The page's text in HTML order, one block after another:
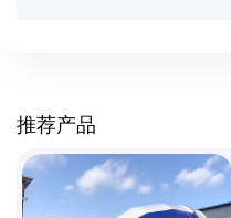
推荐产品